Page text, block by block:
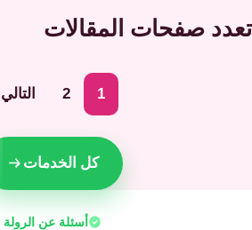
تعدد صفحات المقالات
1
2 التالي
كل الخدمات
أسئلة عن الرولة